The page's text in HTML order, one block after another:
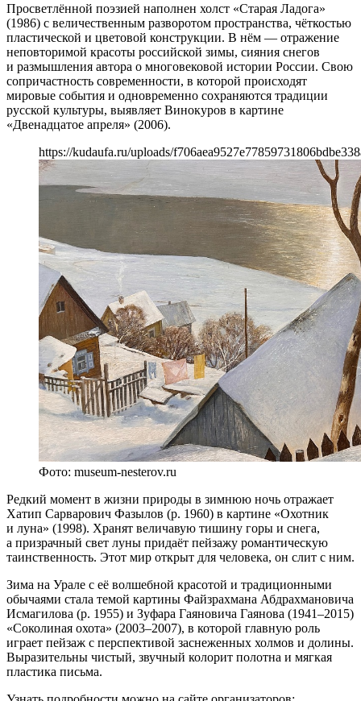
Просветлённой поэзией наполнен холст «Старая Ладога»
(1986) с величественным разворотом пространства, чёткостью
пластической и цветовой конструкции. В нём — отражение
неповторимой красоты российской зимы, сияния снегов
и размышления автора о многовековой истории России. Свою
сопричастность современности, в которой происходят
мировые события и одновременно сохраняются традиции
русской культуры, выявляет Винокуров в картине
«Двенадцатое апреля» (2006).
https://kudaufa.ru/uploads/
Фото: museum-nesterov.ru
Редкий момент в жизни природы в зимнюю ночь отражает
Хатип Сарварович Фазылов (р. 1960) в картине «Охотник
и луна» (1998). Хранят величавую тишину горы и снега,
а призрачный свет луны придаёт пейзажу романтическую
таинственность. Этот мир открыт для человека, он слит с ним.
Зима на Урале с её волшебной красотой и традиционными
обычаями стала темой картины Файзрахмана Абдрахмановича
Исмагилова (р. 1955) и Зуфара Гаяновича Гаянова (1941–2015)
«Соколиная охота» (2003–2007), в которой главную роль
играет пейзаж с перспективой заснеженных холмов и долины.
Выразительны чистый, звучный колорит полотна и мягкая
пластика письма.